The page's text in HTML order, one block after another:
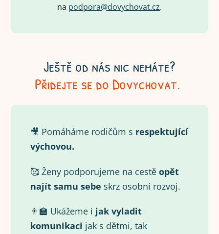
na podpora@dovychovat.cz.
Ještě od nás nic nemáte?
Přidejte se do Dovychovat.
🎥 Pomáháme rodičům s respektující
výchovou.
🥰 Ženy podporujeme na cestěopět
najít samu sebe skrz osobní rozvoj.
👨‍🏫 Ukážeme i jak vyladit
komunikaci jak s dětmi, tak